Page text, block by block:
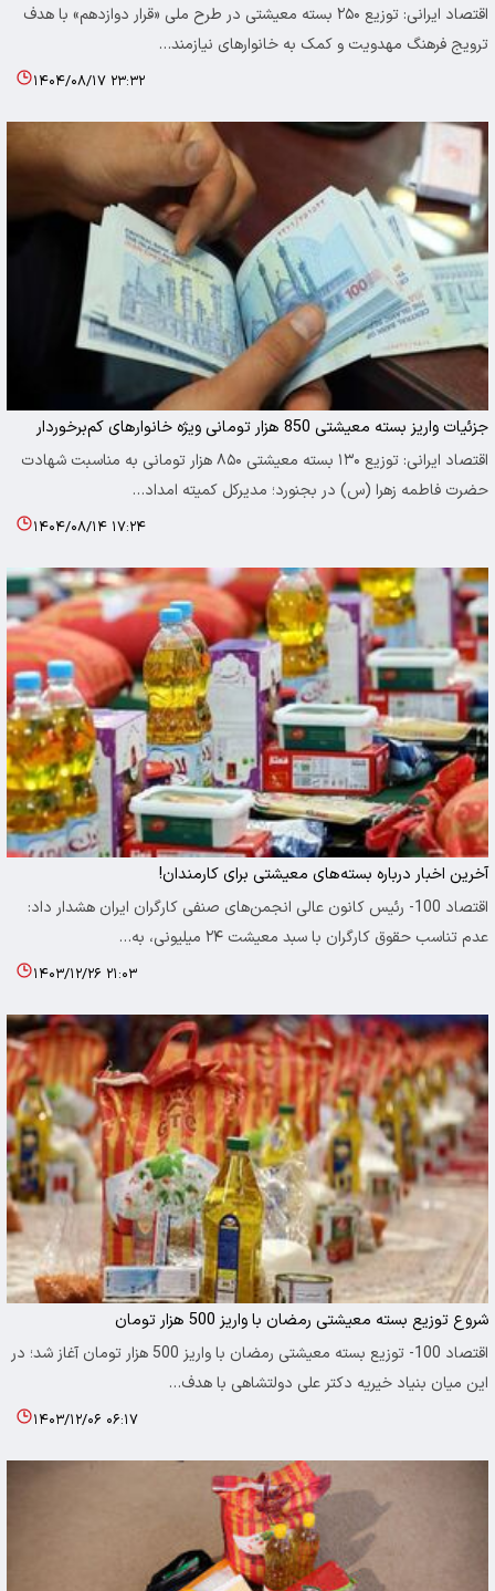
اقتصاد ایرانی: توزیع ۲۵۰ بسته معیشتی در طرح ملی «قرار دوازدهم» با هدف
ترویج فرهنگ مهدویت و کمک به خانوارهای نیازمند…
۱۴۰۴/۰۸/۱۷ ۲۳:۳۲
جزئیات واریز بسته معیشتی 850 هزار تومانی ویژه خانوارهای کم‌برخوردار
اقتصاد ایرانی: توزیع ۱۳۰ بسته معیشتی ۸۵۰ هزار تومانی به مناسبت شهادت
حضرت فاطمه زهرا (س) در بجنورد؛ مدیرکل کمیته امداد…
۱۴۰۴/۰۸/۱۴ ۱۷:۲۴
آخرین اخبار درباره بسته‌های معیشتی برای کارمندان!
اقتصاد 100- رئیس کانون عالی انجمن‌های صنفی کارگران ایران هشدار داد:
عدم تناسب حقوق کارگران با سبد معیشت ۲۴ میلیونی، به…
۱۴۰۳/۱۲/۲۶ ۲۱:۰۳
شروع توزیع بسته معیشتی رمضان با واریز 500 هزار تومان
اقتصاد 100- توزیع بسته معیشتی رمضان با واریز 500 هزار تومان آغاز شد؛ در
این میان بنیاد خیریه دکتر علی دولتشاهی با هدف…
۱۴۰۳/۱۲/۰۶ ۰۶:۱۷